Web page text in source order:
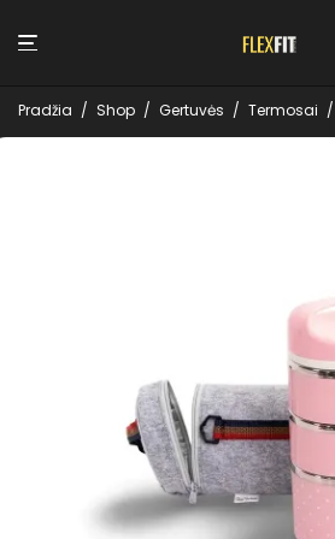
Pradžia / Shop / Gertuvės / Termosai /